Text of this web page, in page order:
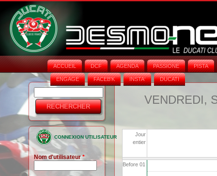
ACCUEIL DCF AGENDA PASSIONE PISTA
ENGAGE FACEB'K INSTA‘ DUCATI
Formulaire
de
recherche
CONNEXION UTILISATEUR
Nom d'utilisateur*
VENDREDI,
Jour
entier
Before 01